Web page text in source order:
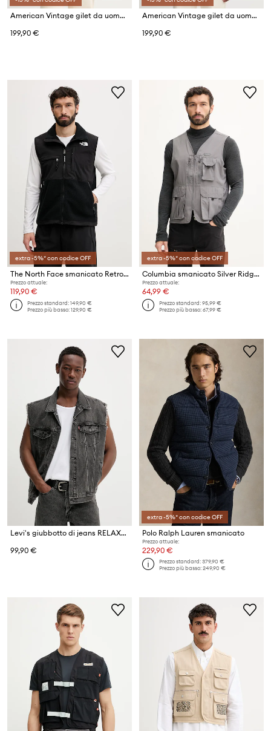
American Vintage gilet da uomo in pile
199,90 €
American Vintage gilet da uomo in pile
199,90 €
extra -5%* con codice OFF
The North Face smanicato Retro Denali Vest
Prezzo attuale:
119,90 €
Prezzo standard:149,90 €
Prezzo più basso:129,90 €
extra -5%* con codice OFF
Columbia smanicato Silver Ridge Utility
Prezzo attuale:
64,99 €
Prezzo standard:95,99 €
Prezzo più basso:67,99 €
Levi's giubbotto di jeans RELAXED TRUCKER VEST
99,90 €
extra -5%* con codice OFF
Polo Ralph Lauren smanicato
Prezzo attuale:
229,90 €
Prezzo standard:379,90 €
Prezzo più basso:249,90 €